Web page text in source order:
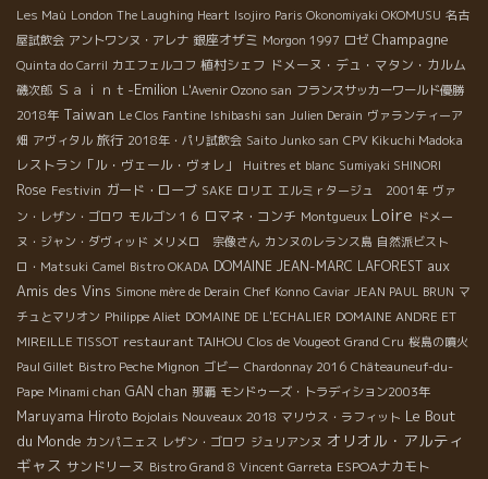
Les Maù London The Laughing Heart Isojiro Paris Okonomiyaki OKOMUSU 名古
屋試飲会 アントワンヌ・アレナ 銀座オザミ Morgon 1997 ロゼ Champagne
Quinta do Carril カエフェルコフ 植村シェフ ドメーヌ・デュ・マタン・カルム
磯次郎 Ｓａｉｎｔ-Emilion L'Avenir Ozono san フランスサッカーワールド優勝
2018年 Taiwan Le Clos Fantine Ishibashi san Julien Derain ヴァランティーア
畑 アヴィタル 旅行 2018年・パリ試飲会 Saito Junko san CPV Kikuchi Madoka
レストラン「ル・ヴェール・ヴォレ」 Huitres et blanc Sumiyaki SHINORI
Rose Festivin ガード・ローブ SAKE ロリエ エルミｒタージュ 2001年 ヴァ
ン・レザン・ゴロワ モルゴン１６ ロマネ・コンチ Montgueux Loire ドメー
ヌ・ジャン・ダヴィッド メリメロ 宗像さん カンヌのレランス島 自然派ビスト
ロ・Matsuki Camel Bistro OKADA DOMAINE JEAN-MARC LAFOREST aux
Amis des Vins Simone mère de Derain Chef Konno Caviar JEAN PAUL BRUN マ
チュとマリオン Philippe Aliet DOMAINE DE L'ECHALIER DOMAINE ANDRE ET
MIREILLE TISSOT restaurant TAIHOU Clos de Vougeot Grand Cru 桜島の噴火
Paul Gillet Bistro Peche Mignon ゴビー Chardonnay 2016 Châteauneuf-du-
Pape Minami chan GAN chan 那覇 モンドゥーズ・トラディション2003年
Maruyama Hiroto Bojolais Nouveaux 2018 マリウス・ラフィット Le Bout
du Monde カンパニェス レザン・ゴロワ ジュリアンヌ オリオル・アルティ
ギャス サンドリーヌ Bistro Grand 8 Vincent Garreta ESPOAナカモト